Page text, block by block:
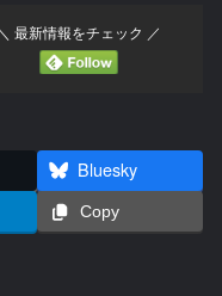
最新情報をチェック ／
Bluesky
Copy